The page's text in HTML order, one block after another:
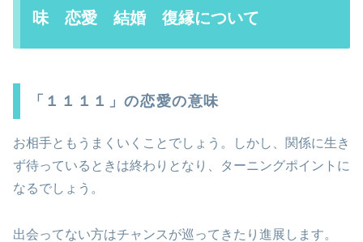
味 恋愛 結婚 復縁について
「１１１１」の恋愛の意味
お相手ともうまくいくことでしょう。しかし、関係に生き
ず待っているときは終わりとなり、ターニングポイントに
なるでしょう。
出会ってない方はチャンスが巡ってきたり進展します。